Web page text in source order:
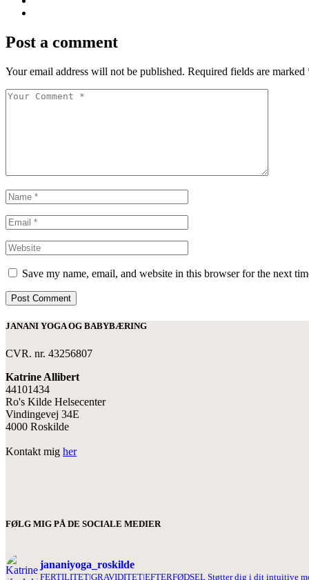
Post a comment
Your email address will not be published. Required fields are marked
Save my name, email, and website in this browser for the next
Post Comment
JANANI YOGA OG BABYBÆRING
CVR. nr. 43256807
Katrine Allibert
44101434
Ro's Kilde Helsecenter
Vindingevej 34E
4000 Roskilde
Kontakt mig her
FØLG MIG PÅ DE SOCIALE MEDIER
jananiyoga_roskilde
FERTILITET|GRAVIDITET|EFTERFØDSEL Støtter dig i dit intuitive